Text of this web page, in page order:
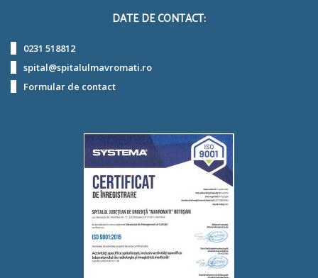
DATE DE CONTACT:
0231 518812
spital@spitalulmavromati.ro
Formular de contact